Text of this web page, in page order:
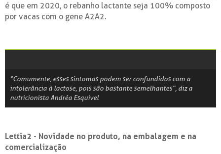
é que em 2020, o rebanho lactante seja 100% composto
por vacas com o gene A2A2.
“Comumente, esses sintomas podem ser confundidos com a
intolerância à lactose, pois são bastante semelhantes”, diz a
nutricionista Andréa Esquivel
Lettia2 - Novidade no produto, na embalagem e na
comercialização